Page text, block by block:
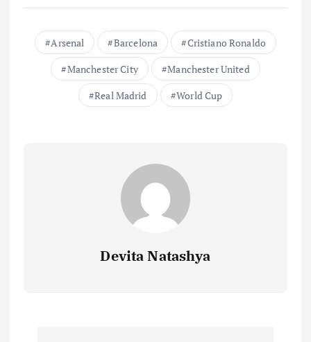
a
n
c
h
e
r
n
t
Arsenal Barcelona
Cristiano Ronaldo
Manchester City
Manchester United
Real Madrid
World Cup
Devita Natashya